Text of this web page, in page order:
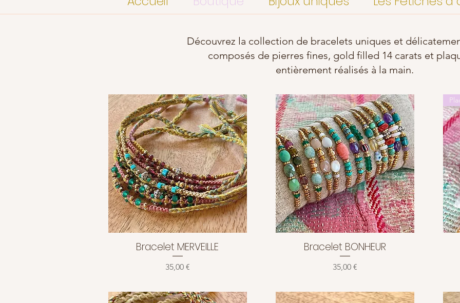
Découvrez la collection de bracelets uniques et
composés de pierres fines, gold filled 14 carats et
entièrement réalisés à la main.
Aperçu rapide
Bracelet MERVEILLE
Prix
35,00 €
Aperçu rapide
Bracelet BONHEUR
Prix
35,00 €